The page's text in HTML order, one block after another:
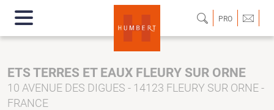
PRO
ETS TERRES ET EAUX FLEURY SUR ORNE
10 AVENUE DES DIGUES - 14123 FLEURY SUR ORNE -
FRANCE